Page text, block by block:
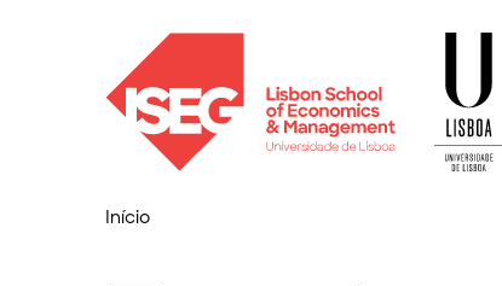
Início